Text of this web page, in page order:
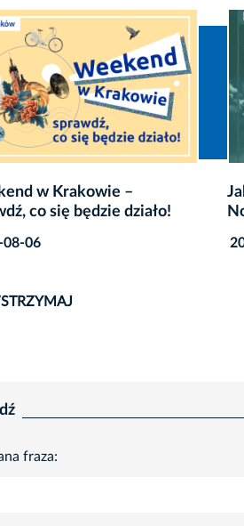
mają być Krakowskie
Powiedz nam!
07-31
w
fraza: